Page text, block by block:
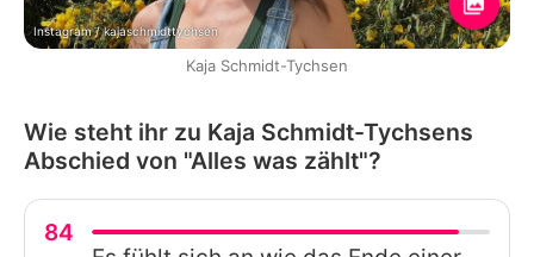
Instagram / kajaschmidttychsen
Kaja Schmidt-Tychsen
Wie steht ihr zu Kaja Schmidt-Tychsens
Abschied von "Alles was zählt"?
84